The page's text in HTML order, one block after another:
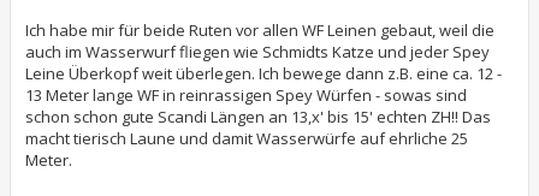
Ich habe mir für beide Ruten vor allen WF Leinen gebaut, weil die
auch im Wasserwurf fliegen wie Schmidts Katze und jeder Spey
Leine Überkopf weit überlegen. Ich bewege dann z.B. eine ca. 12 -
13 Meter lange WF in reinrassigen Spey Würfen - sowas sind
schon schon gute Scandi Längen an 13,x' bis 15' echten ZH!! Das
macht tierisch Laune und damit Wasserwürfe auf ehrliche 25
Meter.